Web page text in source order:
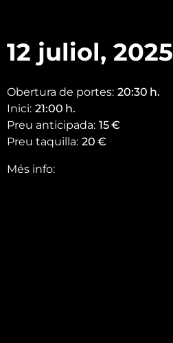
12 juliol, 2025
Obertura de portes: 20:30 h.
Inici: 21:00 h.
Preu anticipada: 15€
Preu taquilla: 20 €
Més info: